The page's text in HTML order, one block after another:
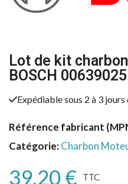
Lot de kit
BOSCH 00639025
Expédiable sous 2 à 3 jours
Référence fabricant
Catégorie Charbon
39,20 € TTC